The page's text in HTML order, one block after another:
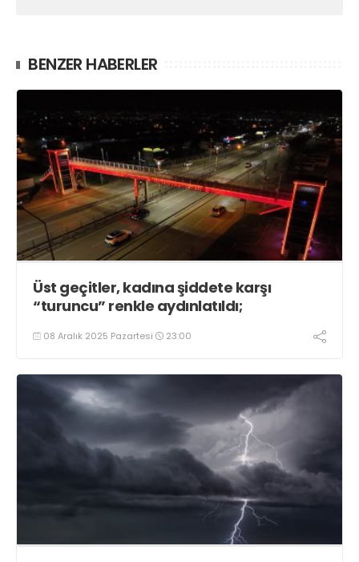
BENZER HABERLER
Üst geçitler, kadına şiddete karşı
“turuncu” renkle aydınlatıldı;
08 Aralık 2025 Pazartesi 23:00